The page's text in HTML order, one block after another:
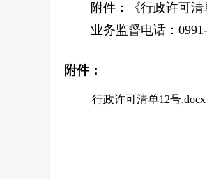
附件：《行政许可清
业务监督电话：
附件：
行政许可清单12号.docx